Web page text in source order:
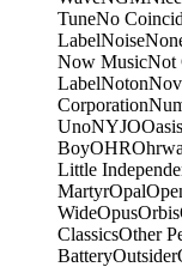
TuneNo
LabelNoise
Now MusicNot
LabelNoton
Corporation
UnoNYJOOasis
BoyOHR
Little
MartyrOpal
WideOpusOrbis
ClassicsOther
BatteryOutsider